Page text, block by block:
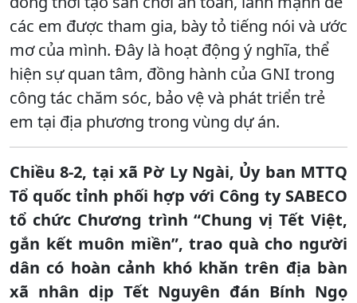
các em được tham gia, bày tỏ tiếng nói và ước
mơ của mình. Đây là hoạt động ý nghĩa, thể
hiện sự quan tâm, đồng hành của GNI trong
công tác chăm sóc, bảo vệ và phát triển trẻ
em tại địa phương trong vùng dự án.
Chiều 8-2, tại xã Pờ Ly Ngài, Ủy ban MTTQ
Tổ quốc tỉnh phối hợp với Công ty SABECO
tổ chức Chương trình “Chung vị Tết Việt,
gắn kết muôn miền”, trao quà cho người
dân có hoàn cảnh khó khăn trên địa bàn
xã nhân dịp Tết Nguyên đán Bính Ngọ